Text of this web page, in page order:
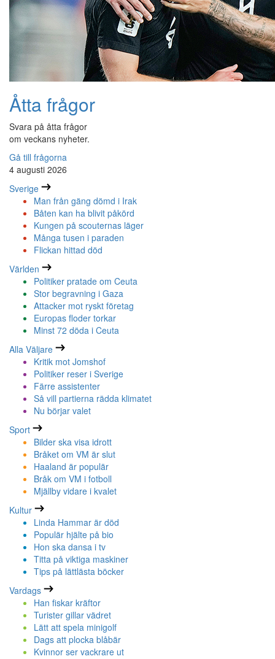
Åtta frågor
Svara på åtta frågor
om veckans nyheter.
Gå till frågorna
4 augusti 2026
Sverige
Man från gäng dömd i Irak
Båten kan ha blivit påkörd
Kungen på scouternas läger
Många tusen i paraden
Flickan hittad död
Världen
Politiker pratade om Ceuta
Stor begravning i Gaza
Attacker mot ryskt företag
Europas floder torkar
Minst 72 döda i Ceuta
Alla Väljare
Kritik mot Jomshof
Politiker reser i Sverige
Färre assistenter
Så vill partierna rädda klimatet
Nu börjar valet
Sport
Bilder ska visa idrott
Bråket om VM är slut
Haaland är populär
Bråk om VM i fotboll
Mjällby vidare i kvalet
Kultur
Linda Hammar är död
Populär hjälte på bio
Hon ska dansa i tv
Titta på viktiga maskiner
Tips på lättlästa böcker
Vardags
Han fiskar kräftor
Turister gillar vädret
Lätt att spela minigolf
Dags att plocka blåbär
Kvinnor ser vackrare ut